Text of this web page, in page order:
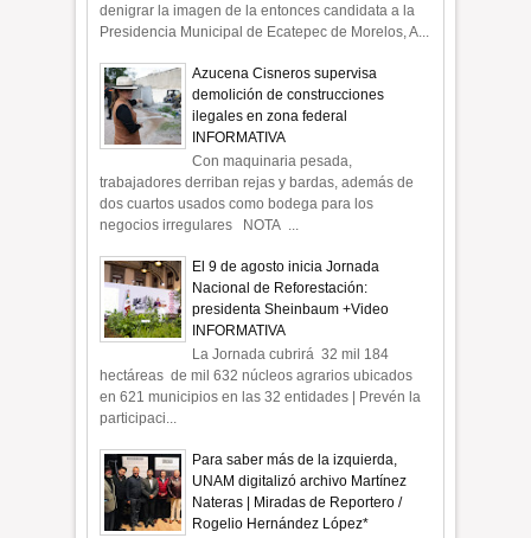
denigrar la imagen de la entonces candidata a la
Presidencia Municipal de Ecatepec de Morelos, A...
Azucena Cisneros supervisa
demolición de construcciones
ilegales en zona federal
INFORMATIVA
Con maquinaria pesada,
trabajadores derriban rejas y bardas, además de
dos cuartos usados como bodega para los
negocios irregulares NOTA ...
El 9 de agosto inicia Jornada
Nacional de Reforestación:
presidenta Sheinbaum +Video
INFORMATIVA
La Jornada cubrirá 32 mil 184
hectáreas de mil 632 núcleos agrarios ubicados
en 621 municipios en las 32 entidades | Prevén la
participaci...
Para saber más de la izquierda,
UNAM digitalizó archivo Martínez
Nateras | Miradas de Reportero /
Rogelio Hernández López*